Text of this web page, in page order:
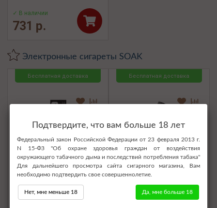
✓ В наличии
731 р.
Электронные сигареты SOAK
Бесплатная доставка Бесплатная доставка
Подтвердите, что вам больше 18 лет
Федеральный закон Российской Федерации от 23 февраля 2013 г.
N 15-ФЗ "Об охране здоровья граждан от воздействия
окружающего табачного дыма и последствий потребления табака"
Для дальнейшего просмотра сайта сигарного магазина, Вам
необходимо подтвердить свое совершеннолетие.
Нет, мне меньше 18 Да, мне больше 18